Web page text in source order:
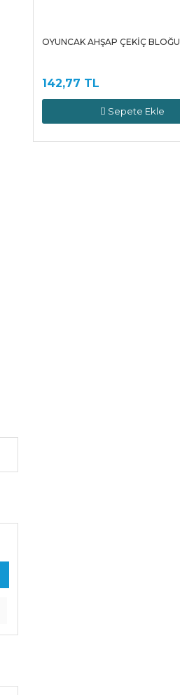
OYUNCAK AHŞAP ÇEKİÇ BLOĞU
142,77 TL
Sepete Ekle